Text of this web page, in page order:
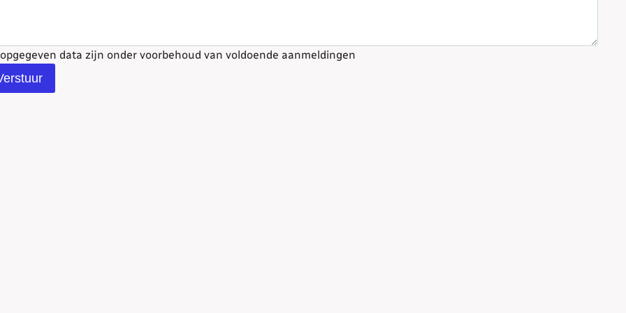
data zijn onder voorbehoud van voldoende aanmeldingen